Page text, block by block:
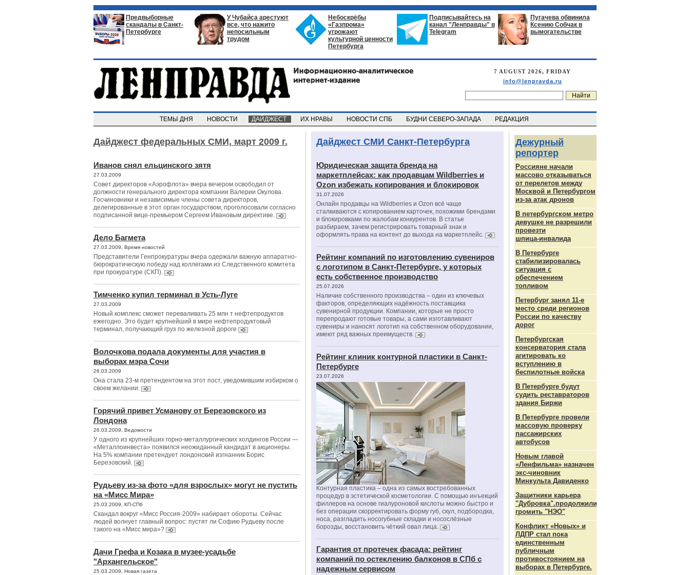
Предвыборные
скандалы в Санкт-
Петербурге
У Чубайса арестуют
все, что нажито
непосильным
трудом
Небоскрёбы
«Газпрома»
угрожают
культурной ценности
Петербурга
Подписывайтесь на
канал "Ленправды" в
Telegram
Пугачева обвинила
Ксению Собчак в
вымогательстве
7 AUGUST 2026, FRIDAY
info@lenpravda.ru
ТЕМЫ ДНЯ НОВОСТИ ДАЙДЖЕСТ ИХ НРАВЫ НОВОСТИ СПБ БУДНИ СЕВЕРО-ЗАПАДА РЕДАКЦИЯ
Дайджест федеральных СМИ, март 2009 г.
Иванов снял ельцинского зятя
27.03.2009
Совет директоров «Аэрофлота» вчера вечером освободил от
должности генерального директора компании Валерии Окулова.
Госчиновники и независимые члены совета директоров,
делегированные в этот орган государством, проголосовали согласно
подписанной вице-премьером Сергеем Ивановым директиве.
Дело Багмета
27.03.2009, Время новостей
Представители Генпрокуратуры вчера одержали важную аппаратно-
бюрократическую победу над коллегами из Следственного комитета
при прокуратуре (СКП).
Тимченко купил терминал в Усть-Луге
27.03.2009
Новый комплекс сможет переваливать 25 млн т нефтепродуктов
ежегодно. Это будет крупнейший в мире нефтепродуктовый
терминал, получающий груз по железной дороге
Волочкова подала документы для участия в
выборах мэра Сочи
26.03.2009
Она стала 23-м претендентом на этот пост, уведомившим избирком о
своем желании.
Горячий привет Усманову от Березовского из
Лондона
26.03.2009, Ведомости
У одного из крупнейших горно-металлургических холдингов России —
«Металлоинвеста» появился неожиданный кандидат в акционеры.
На 5% компании претендует лондонский изгнанник Борис
Березовский.
Рудьеву из-за фото «для взрослых» могут не пустить
на «Мисс Мира»
25.03.2009, КП-СПб
Скандал вокруг «Мисс Россия-2009» набирает обороты. Сейчас
людей волнует главный вопрос: пустят ли Софию Рудьеву после
такого на «Мисс мира»?
Дачи Грефа и Козака в музее-усадьбе
"Архангельское"
25.03.2009, Новая газета
Дайджест СМИ Санкт-Петербурга
Юридическая защита бренда на
маркетплейсах: как продавцам Wildberries и
Ozon избежать копирования и блокировок
31.07.2026
Онлайн продавцы на Wildberries и Ozon всё чаще
сталкиваются с копированием карточек, похожими брендами
и блокировками по жалобам конкурентов. В статье
разбираем, зачем регистрировать товарный знак и
оформлять права на контент до выхода на маркетплейс.
Рейтинг компаний по изготовлению сувениров
с логотипом в Санкт-Петербурге, у которых
есть собственное производство
25.07.2026
Наличие собственного производства – один из ключевых
факторов, определяющих надёжность поставщика
сувенирной продукции. Компании, которые не просто
перепродают готовые товары, а сами изготавливают
сувениры и наносят логотип на собственном оборудовании,
имеют ряд важных преимуществ.
Рейтинг клиник контурной пластики в Санкт-
Петербурге
23.07.2026
Контурная пластика – одна из самых востребованных
процедур в эстетической косметологии. С помощью инъекций
филлеров на основе гиалуроновой кислоты можно быстро и
без операции скорректировать форму губ, скул, подбородка,
носа, разгладить носогубные складки и носослёзные
борозды, восстановить чёткий овал лица.
Гарантия от протечек фасада: рейтинг
компаний по остеклению балконов в СПб с
надежным сервисом
Дежурный
репортер
Россияне начали
массово отказываться
от перелетов между
Москвой и Петербургом
из-за атак дронов
В петербургском метро
девушке не разрешили
провезти
шпица‑инвалида
В Петербурге
стабилизировалась
ситуация с
обеспечением
топливом
Петербург занял 11-е
место среди регионов
России по качеству
дорог
Петербургская
консерватория стала
агитировать ко
вступлению в
беспилотные войска
В Петербурге будут
судить реставраторов
здания Биржи
В Петербурге провели
массовую проверку
пассажирских
автобусов
Новым главой
«Ленфильма» назначен
экс-чиновник
Минкульта Давиденко
Защитники карьера
"Дубровка".продолжили
громить "НЭО"
Конфликт «Новых» и
ЛДПР стал пока
единственным
публичным
противостоянием на
выборах в Петербурге.